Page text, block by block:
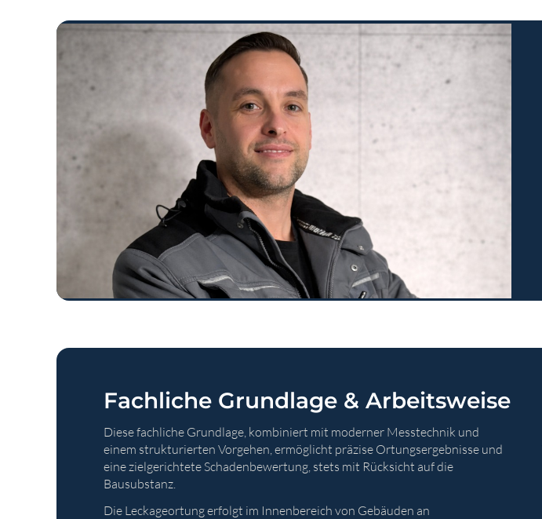
Fachliche Grundlage & Arbeitsweise
Diese fachliche Grundlage, kombiniert mit moderner Messtechnik und
einem strukturierten Vorgehen, ermöglicht präzise Ortungsergebnisse und
eine zielgerichtete Schadenbewertung, stets mit Rücksicht auf die
Bausubstanz.
Die Leckageortung erfolgt im Innenbereich von Gebäuden an